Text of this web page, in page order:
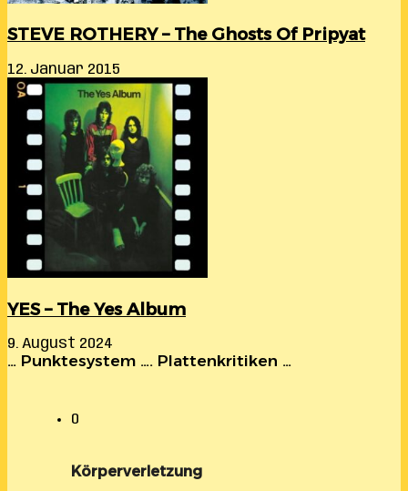
STEVE ROTHERY – The Ghosts Of Pripyat
12. Januar 2015
YES – The Yes Album
9. August 2024
… Punktesystem …. Plattenkritiken …
0
Körperverletzung